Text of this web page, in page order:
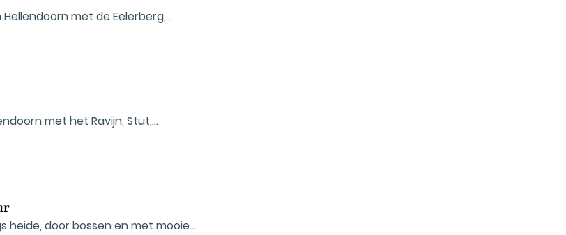
met de Eelerberg,
langs de Regge.
met het Ravijn, Stut,
het Gagelmansveentje.
heide, door bossen en met mooie